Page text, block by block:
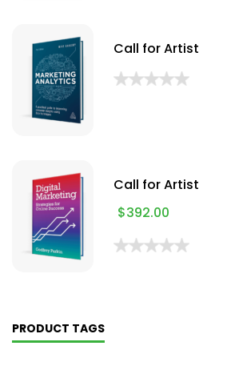
Call for Artist
Call for Artist
$392.00
PRODUCT TAGS